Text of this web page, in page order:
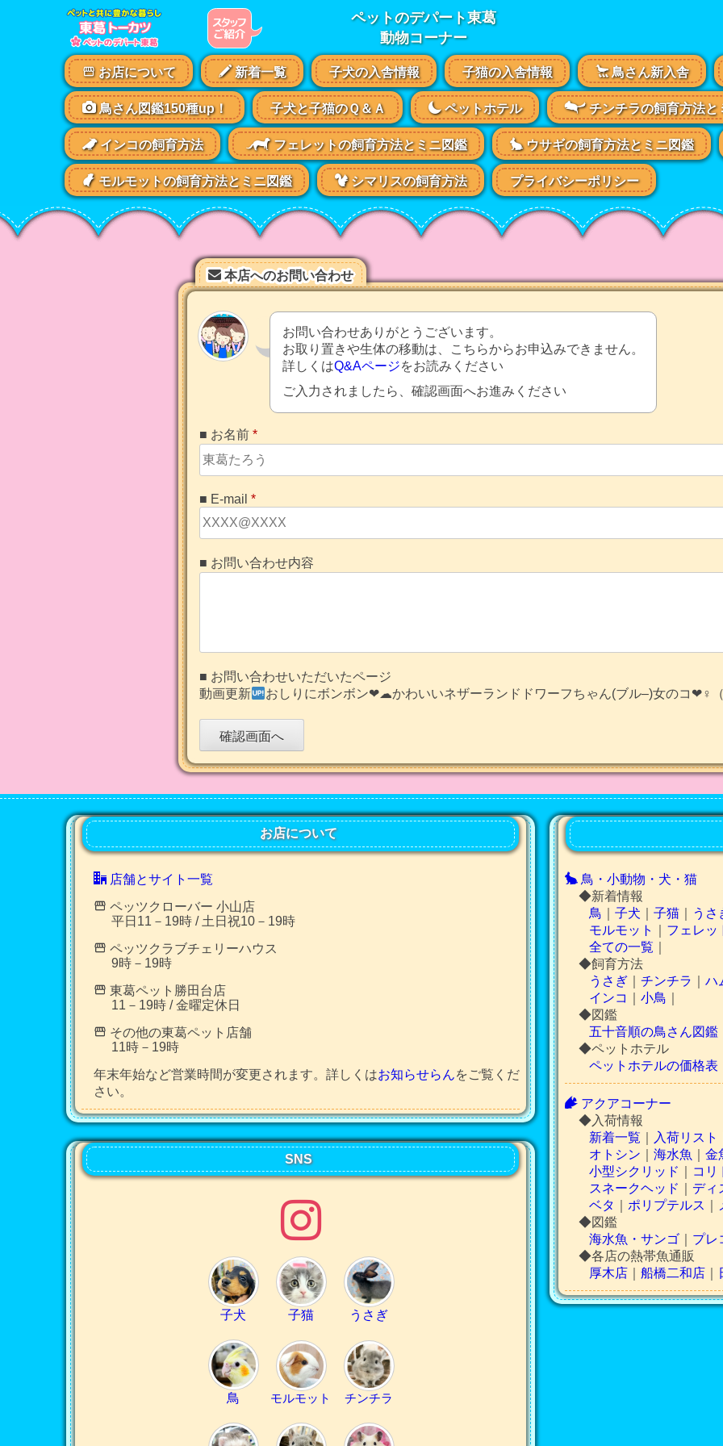
ペ
ト
の
デ
パ
ー
ト
東
葛
の
動
物
ペットのデパート東葛
動物コーナー
お店について 新着一覧 子犬の入舎情報 子猫の入舎情報 鳥さん新入舎
鳥さん図鑑150種up！ 子犬と子猫のＱ＆Ａ ペットホテル チンチラの飼育方法と
インコの飼育方法 フェレットの飼育方法とミニ図鑑 ウサギの飼育方法とミニ図鑑
モルモットの飼育方法とミニ図鑑 シマリスの飼育方法 プライバシーポリシー
本店へのお問い合わせ
お問い合わせありがとうございます。
お取り置きや生体の移動は、こちらからお申込みできません。
詳しくはQ&Aページをお読みください
ご入力されましたら、確認画面へお進みください
■ お名前 *
■ E-mail *
■ お問い合わせ内容
■ お問い合わせいただいたページ
動画更新
おしりにボンボン❤︎☁︎かわいいネザーランドドワーフちゃん(ブル–)女のコ❤︎♀（
お店について
店舗とサイト一覧
ペッツクローバー 小山店
平日11－19時 / 土日祝10－19時
ペッツクラブチェリーハウス
9時－19時
東葛ペット勝田台店
11－19時 / 金曜定休日
その他の東葛ペット店舗
11時－19時
年末年始など営業時間が変更されます。詳しくはお知らせらんをご覧くだ
さい。
SNS
子犬 子猫 うさぎ
鳥 モルモット チンチラ
鳥・小動物・犬・猫
◆新着情報
鳥
子犬 子猫｜ うさ
モルモット
フェレッ
全ての一覧
◆飼育方法
うさぎ｜ チンチラ ハ
インコ
小鳥
◆図鑑
五十音順の鳥さん図鑑
◆ペットホテル
ペットホテルの価格表
アクアコーナー
◆入荷情報
新着一覧
入荷リスト
オトシン
海水魚 金
小型シクリッド
コリ
スネークヘッド
ディ
ベタ
ポリプテルス
◆図鑑
海水魚・サンゴ｜ プレ
◆各店の熱帯魚通販
厚木店｜ 船橋二和店｜